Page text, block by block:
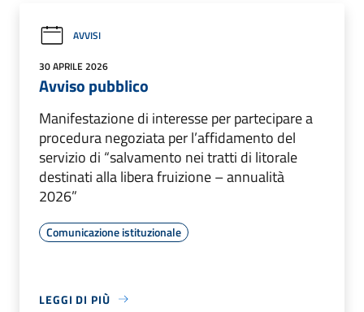
AVVISI
30 APRILE 2026
Avviso pubblico
Manifestazione di interesse per partecipare a
procedura negoziata per l’affidamento del
servizio di “salvamento nei tratti di litorale
destinati alla libera fruizione – annualità
2026”
Comunicazione istituzionale
LEGGI DI PIÙ